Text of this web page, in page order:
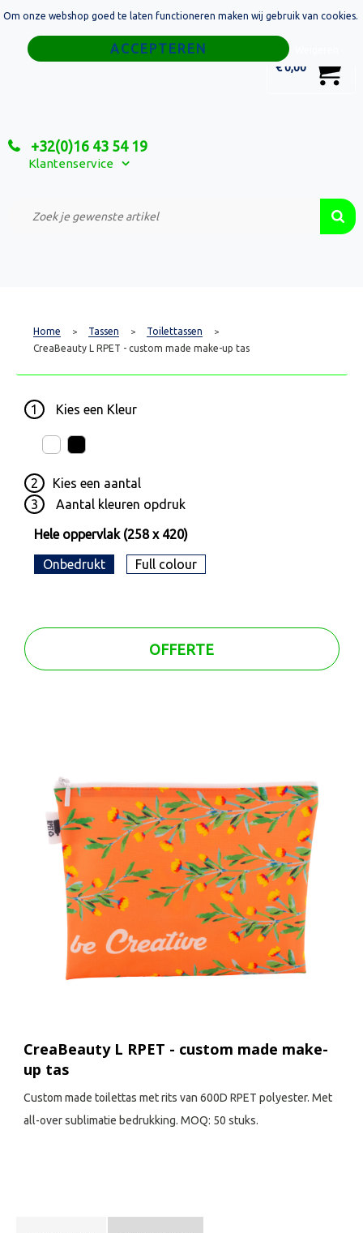
€ 0,00
+32(0)16 43 54 19
Klantenservice
Home
Relatiegeschenken
Custom Made Projecten
Home > Tassen > Toilettassen >
CreaBeauty L RPET - custom made make-up tas
1 Kies een Kleur
2 Kies een aantal
3
Aantal kleuren opdruk
Hele oppervlak (258 x 420)
Onbedrukt Full colour
OFFERTE
CreaBeauty L RPET - custom made make-
up tas
Custom made toilettas met rits van 600D RPET polyester. Met
all-over sublimatie bedrukking. MOQ: 50 stuks.
Om onze webshop goed te laten functioneren maken wij gebruik van cookies.